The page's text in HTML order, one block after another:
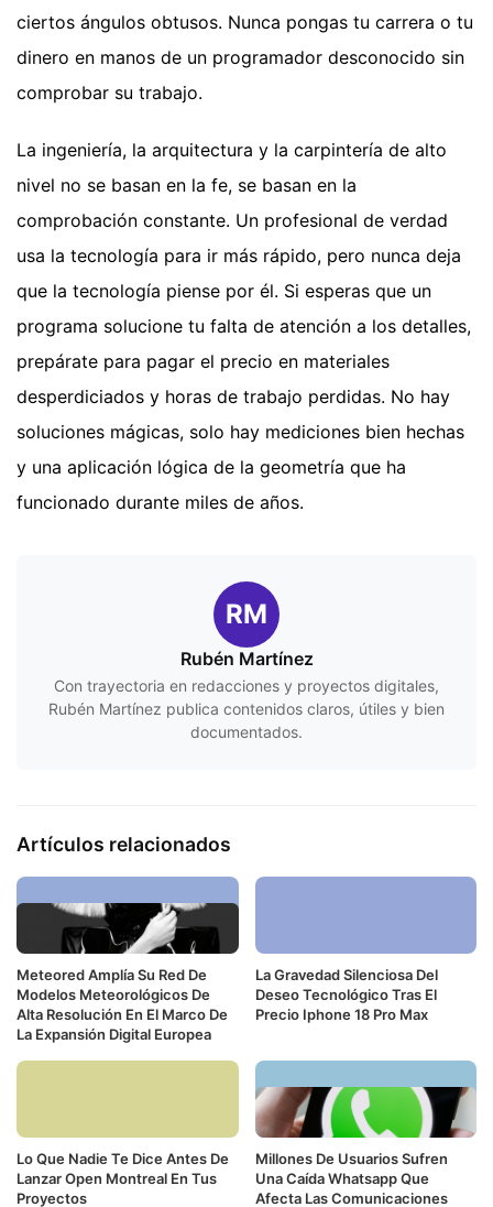
ciertos ángulos obtusos. Nunca pongas tu carrera o tu
dinero en manos de un programador desconocido sin
comprobar su trabajo.
La ingeniería, la arquitectura y la carpintería de alto
nivel no se basan en la fe, se basan en la
comprobación constante. Un profesional de verdad
usa la tecnología para ir más rápido, pero nunca deja
que la tecnología piense por él. Si esperas que un
programa solucione tu falta de atención a los detalles,
prepárate para pagar el precio en materiales
desperdiciados y horas de trabajo perdidas. No hay
soluciones mágicas, solo hay mediciones bien hechas
y una aplicación lógica de la geometría que ha
funcionado durante miles de años.
RM
Rubén Martínez
Con trayectoria en redacciones y proyectos digitales,
Rubén Martínez publica contenidos claros, útiles y bien
documentados.
Artículos relacionados
Meteored Amplía Su Red De
Modelos Meteorológicos De
Alta Resolución En El Marco De
La Expansión Digital Europea
La Gravedad Silenciosa Del
Deseo Tecnológico Tras El
Precio Iphone 18 Pro Max
Lo Que Nadie Te Dice Antes De
Lanzar Open Montreal En Tus
Proyectos
Millones De Usuarios Sufren
Una Caída Whatsapp Que
Afecta Las Comunicaciones